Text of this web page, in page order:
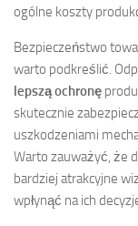
ogólne koszty
Bezpieczeństwo
warto podkreślić.
lepszą ochronę
skutecznie
uszkodzeniami
Warto zauważyć, że
bardziej atrakcyjne
wpłynąć na ich